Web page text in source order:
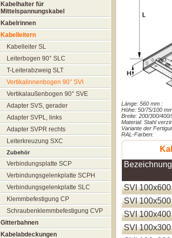
Kabelhalter für
Mittelspannungskabel
Kabelrinnen
Kabelleitern
Kabelleiter SL
Leiterbogen 90° SLC
T-Leiterabzweig SLT
Vertikalinnenbogen 90° SVI
Vertikalaußenbogen 90° SVE
Adapter SVS, gerader
Adapter SVPL, links
Adapter SVPR rechts
Leiterkreuzung SXC
Zubehör
Verbindungsplatte SCP
Verbindungsgelenkplatte SCPH
Verbindungsgelenkplatte SLC
Klemmbefestigung CP
Schraubenklemmbefestigung CVP
Gitterbahnen
Kabelabdeckungen
Länge: 560 mm :
Höhe: 50/75/100
Breite: 200/300/
Material: Stahl
Variante der
RAL-Farben:
Bezeichnung
SVI 100x600
SVI 100x500
SVI 100x400
SVI 100x300